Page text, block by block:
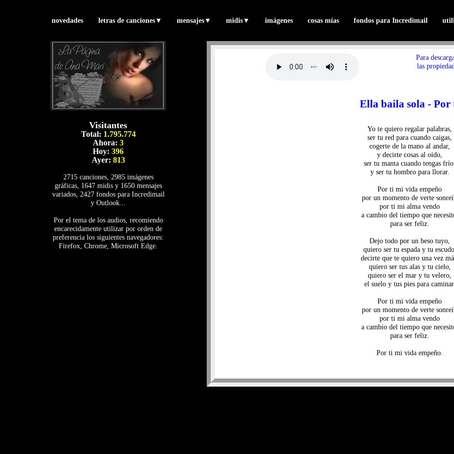
novedades letras de canciones▼ mensajes▼ midis▼ imágenes cosas mías fondos para Incredimail
Visitantes
Total: 1.795.774
Ahora:3
Hoy:396
Ayer: 813
2715 canciones, 2985 imágenes
gráficas, 1647 midis y 1650 mensajes
variados, 2427 fondos para Incredimail
y Outlook...
Por el tema de los audios, recomiendo
encarecidamente utilizar por orden de
preferencia los siguientes navegadores:
Firefox, Chrome, Microsoft Edge.
Para
las
Ella baila sola - Por
Yo te quiero regalar palabras,
ser tu red para cuando caigas,
cogerte de la mano al andar,
y decirte cosas al oído,
ser tu manta cuando tengas frío,
y ser tu hombro para llorar.
Por ti mi vida empeño
por un momento de verte
por ti mi alma vendo
a cambio del tiempo que
para ser feliz.
Dejo todo por un beso tuyo,
quiero ser tu espada y tu escudo,
decirte que te quiero una vez
quiero ser tus alas y tu cielo,
quiero ser el mar y tu velero,
el suelo y tus pies para caminar.
Por ti mi vida empeño
por un momento de verte
por ti mi alma vendo
a cambio del tiempo que
para ser feliz.
Por ti mi vida empeño.